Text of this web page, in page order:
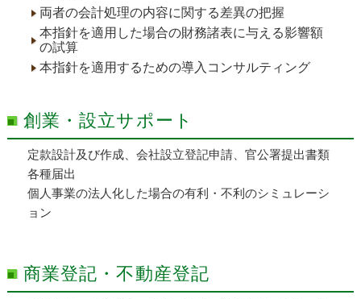
両者の会計処理の内容に関する差異の把握
本指針を適用した場合の財務諸表に与える影響額
の試算
本指針を適用するための導入コンサルティング
創業・設立サポート
定款設計及び作成、会社設立登記申請、官公署提出書類
各種届出
個人事業の法人化した場合の有利・不利のシミュレーシ
ョン
商業登記・不動産登記